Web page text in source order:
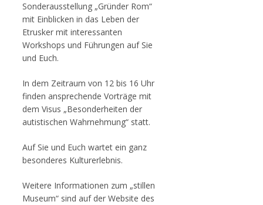
Sonderausstellung „Gründer Rom“
mit Einblicken in das Leben der
Etrusker mit interessanten
Workshops und Führungen auf Sie
und Euch.
In dem Zeitraum von 12 bis 16 Uhr
finden ansprechende Vorträge mit
dem Visus „Besonderheiten der
autistischen Wahrnehmung“ statt.
Auf Sie und Euch wartet ein ganz
besonderes Kulturerlebnis.
Weitere Informationen zum „stillen
Museum“ sind auf der Website des